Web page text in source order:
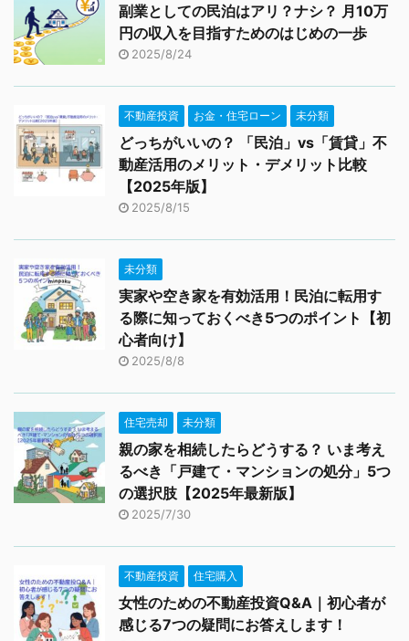
副業としての民泊はアリ？ナシ？ 月10万
円の収入を目指すためのはじめの一歩
2025/8/24
不動産投資 お金・住宅ローン 未分類
どっちがいいの？ 「民泊」vs「賃貸」不
動産活用のメリット・デメリット比較
【2025年版】
2025/8/15
未分類
実家や空き家を有効活用！民泊に転用す
る際に知っておくべき5つのポイント【初
心者向け】
2025/8/8
住宅売却 未分類
親の家を相続したらどうする？ いま考え
るべき「戸建て・マンションの処分」5つ
の選択肢【2025年最新版】
2025/7/30
不動産投資 住宅購入
女性のための不動産投資Q&A｜初心者が
感じる7つの疑問にお答えします！